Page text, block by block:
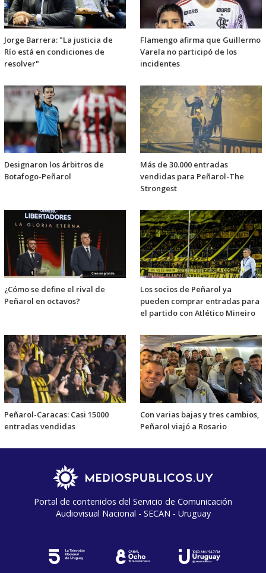
Jorge Barrera: "La justicia de
Río está en condiciones de
resolver"
Flamengo afirma que Guillermo
Varela no participó de los
incidentes
Designaron los árbitros de
Botafogo-Peñarol
Más de 30.000 entradas
vendidas para Peñarol-The
Strongest
¿Cómo se define el rival de
Peñarol en octavos?
Los socios de Peñarol ya
pueden comprar entradas para
el partido con Atlético Mineiro
Peñarol-Caracas: Casi 15000
entradas vendidas
Con varias bajas y tres cambios,
Peñarol viajó a Rosario
Portal de contenidos del Servicio de Comunicación
Audiovisual Nacional - SECAN - Uruguay